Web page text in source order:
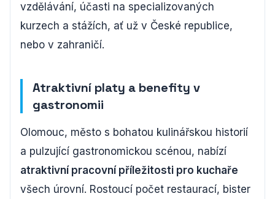
vzdělávání, účasti na specializovaných
kurzech a stážích, ať už v České republice,
nebo v zahraničí.
Atraktivní platy a benefity v
gastronomii
Olomouc, město s bohatou kulinářskou historií
a pulzující gastronomickou scénou, nabízí
atraktivní pracovní příležitosti pro kuchaře
všech úrovní. Rostoucí počet restaurací, bister